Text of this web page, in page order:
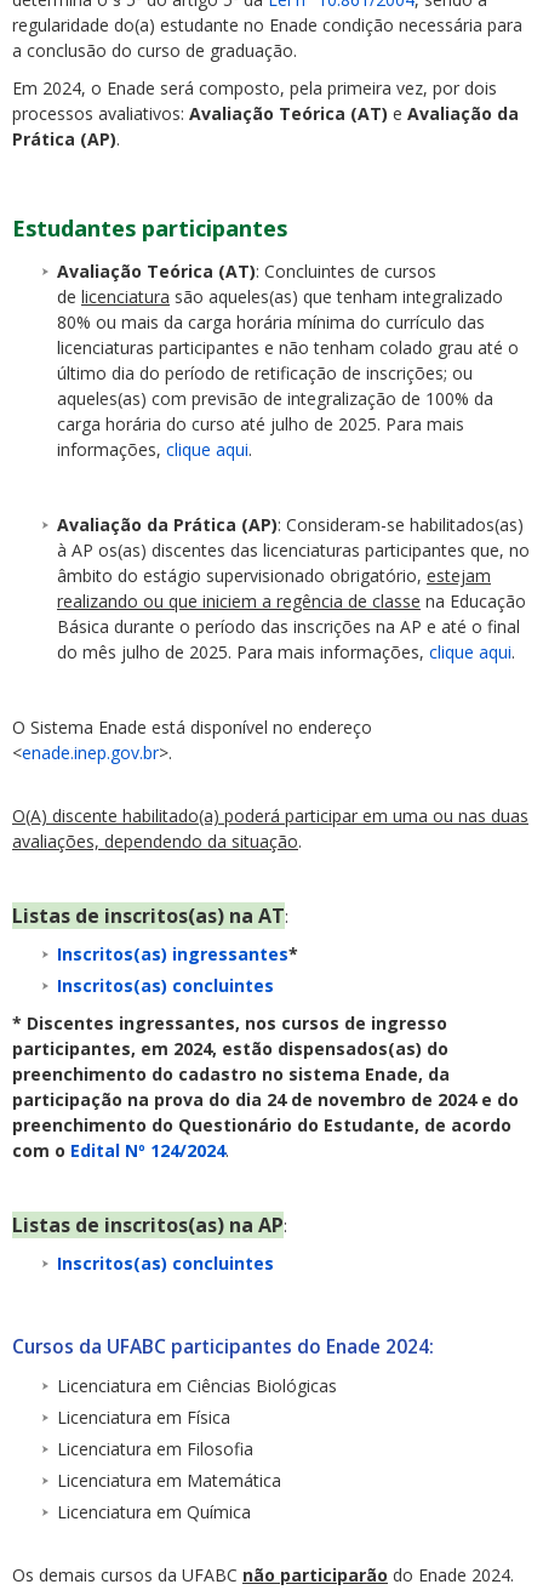
regularidade do(a) estudante no Enade condição necessária para
a conclusão do curso de graduação.
Em 2024, o Enade será composto, pela primeira vez, por dois
processos avaliativos: Avaliação Teórica (AT) e Avaliação da
Prática (AP).
Estudantes participantes
Avaliação Teórica (AT): Concluintes de cursos
de licenciatura são aqueles(as) que tenham integralizado
80% ou mais da carga horária mínima do currículo das
licenciaturas participantes e não tenham colado grau até o
último dia do período de retificação de inscrições; ou
aqueles(as) com previsão de integralização de 100% da
carga horária do curso até julho de 2025. Para mais
informações, clique aqui.
Avaliação da Prática (AP): Consideram-se habilitados(as)
à AP os(as) discentes das licenciaturas participantes que, no
âmbito do estágio supervisionado obrigatório, estejam
realizando ou que iniciem a regência de classe na Educação
Básica durante o período das inscrições na AP e até o final
do mês julho de 2025. Para mais informações, clique aqui.
O Sistema Enade está disponível no endereço
<enade.inep.gov.br>.
O(A) discente habilitado(a) poderá participar em uma ou nas duas
avaliações, dependendo da situação.
Listas de inscritos(as) na AT:
Inscritos(as) ingressantes*
Inscritos(as) concluintes
* Discentes ingressantes, nos cursos de ingresso
participantes, em 2024, estão dispensados(as) do
preenchimento do cadastro no sistema Enade, da
participação na prova do dia 24 de novembro de 2024 e do
preenchimento do Questionário do Estudante, de acordo
com o Edital Nº 124/2024.
Listas de inscritos(as) na AP:
Inscritos(as) concluintes
Cursos da UFABC participantes do Enade 2024:
Licenciatura em Ciências Biológicas
Licenciatura em Física
Licenciatura em Filosofia
Licenciatura em Matemática
Licenciatura em Química
Os demais cursos da UFABC não participarão do Enade 2024.